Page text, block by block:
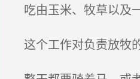
吃由玉米、牧草以及
这个工作对负责放牧